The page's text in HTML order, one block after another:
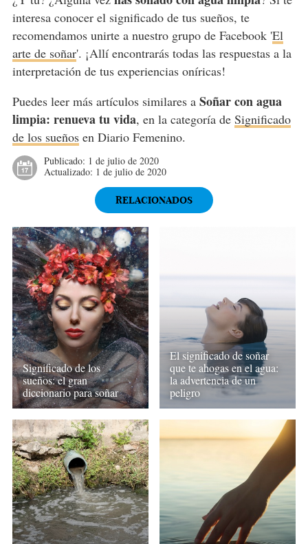
interesa conocer el significado de tus sueños, te
recomendamos unirte a nuestro grupo de Facebook 'El
arte de soñar'. ¡Allí encontrarás todas las respuestas a la
interpretación de tus experiencias oníricas!
Puedes leer más artículos similares a Soñar con agua
limpia: renueva tu vida, en la categoría de Significado
de los sueñosen Diario Femenino.
Publicado: 1 de julio de 2020
Actualizado: 1 de julio de 2020
RELACIONADOS
Significado de los
sueños: el gran
diccionario para soñar
El significado de soñar
que te ahogas en el agua:
la advertencia de un
peligro